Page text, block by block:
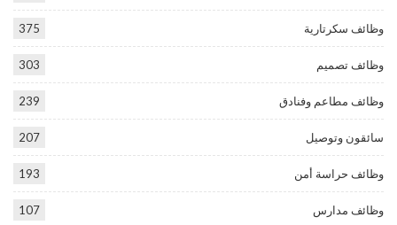
وظائف سكرتارية 375
وظائف تصميم 303
وظائف مطاعم وفنادق 239
سائقون وتوصيل 207
وظائف حراسة أمن 193
وظائف مدارس 107